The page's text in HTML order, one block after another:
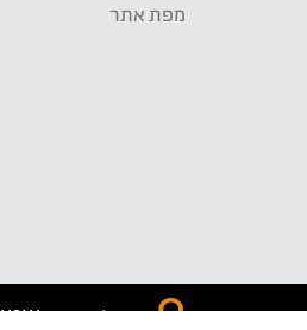
מפת אתר
התשלום באתר WOW מאובטח בטכנולוגית SSL